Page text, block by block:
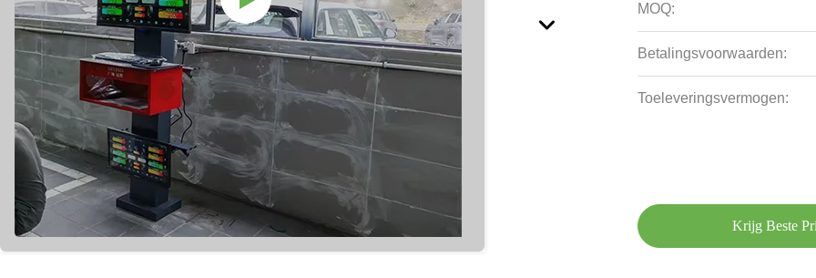
MOQ:
Betalingsvoorwaarden:
Toeleveringsvermogen:
Krijg Beste